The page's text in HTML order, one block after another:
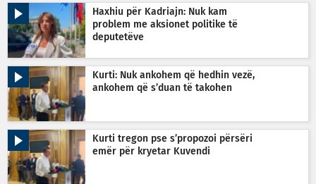
Haxhiu për Kadriajn: Nuk kam
problem me aksionet politike të
deputetëve
Kurti: Nuk ankohem që hedhin vezë,
ankohem që s’duan të takohen
Kurti tregon pse s’propozoi përsëri
emër për kryetar Kuvendi